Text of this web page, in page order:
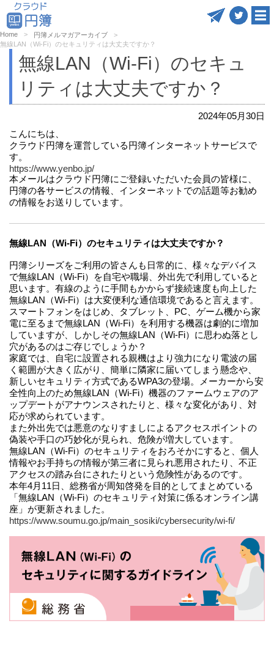
Home
円簿メルマガアーカイブ
無線LAN（Wi-Fi）のセキュリティは大丈夫ですか？
無線LAN（Wi-Fi）のセキュ
リティは大丈夫ですか？
2024年05月30日
こんにちは、
クラウド円簿を運営している円簿インターネットサービスで
す。
https://www.yenbo.jp/
本メールはクラウド円簿にご登録いただいた会員の皆様に、
円簿の各サービスの情報、インターネットでの話題等お勧め
の情報をお送りしています。
無線LAN（Wi-Fi）のセキュリティは大丈夫ですか？
円簿シリーズをご利用の皆さんも日常的に、様々なデバイス
で無線LAN（Wi-Fi）を自宅や職場、外出先で利用していると
思います。有線のように手間もかからず接続速度も向上した
無線LAN（Wi-Fi）は大変便利な通信環境であると言えます。
スマートフォンをはじめ、タブレット、PC、ゲーム機から家
電に至るまで無線LAN（Wi-Fi）を利用する機器は劇的に増加
していますが、しかしその無線LAN（Wi-Fi）に思わぬ落とし
穴があるのはご存じでしょうか？
家庭では、自宅に設置される親機はより強力になり電波の届
く範囲が大きく広がり、簡単に隣家に届いてしまう懸念や、
新しいセキュリティ方式であるWPA3の登場。メーカーから安
全性向上のため無線LAN（Wi-Fi）機器のファームウェアのア
ップデートがアナウンスされたりと、様々な変化があり、対
応が求められています。
また外出先では悪意のなりすましによるアクセスポイントの
偽装や手口の巧妙化が見られ、危険が増大しています。
無線LAN（Wi-Fi）のセキュリティをおろそかにすると、個人
情報やお手持ちの情報が第三者に見られ悪用されたり、不正
アクセスの踏み台にされたりという危険性があるのです。
本年4月11日、総務省が周知啓発を目的としてまとめている
「無線LAN（Wi-Fi）のセキュリティ対策に係るオンライン講
座」が更新されました。
https://www.soumu.go.jp/main_sosiki/cybersecurity/wi-fi/